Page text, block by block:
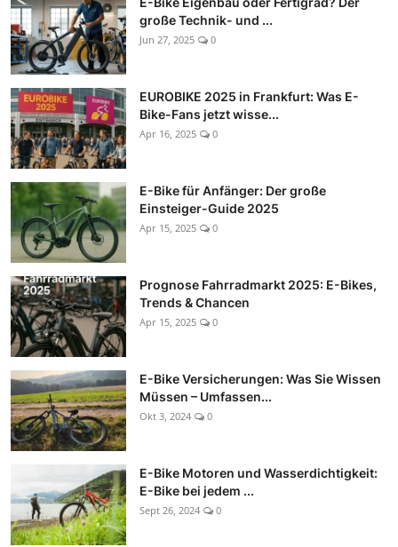
große Technik- und ...
Jun 27, 2025 0
EUROBIKE 2025 in Frankfurt: Was E-
Bike-Fans jetzt wisse...
Apr 16, 2025 0
E-Bike für Anfänger: Der große
Einsteiger-Guide 2025
Apr 15, 2025 0
Prognose Fahrradmarkt 2025: E-Bikes,
Trends & Chancen
Apr 15, 2025 0
E-Bike Versicherungen: Was Sie Wissen
Müssen – Umfassen...
Okt 3, 2024 0
E-Bike Motoren und Wasserdichtigkeit:
E-Bike bei jedem ...
Sept 26, 2024 0